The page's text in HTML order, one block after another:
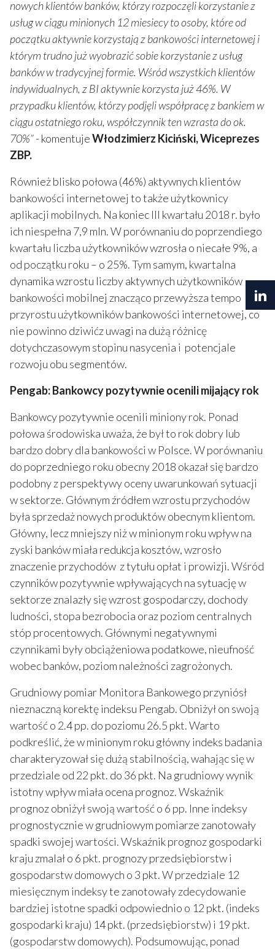
nowych klientów banków, którzy rozpoczęli korzystanie z
usług w ciągu minionych 12 miesiecy to osoby, które od
początku aktywnie korzystają z bankowości internetowej i
którym trudno już wyobrazić sobie korzystanie z usług
banków w tradycyjnej formie. Wśród wszystkich klientów
indywidualnych, z BI aktywnie korzysta już 46%. W
przypadku klientów, którzy podjęli współpracę z bankiem w
ciągu ostatniego roku, współczynnik ten wzrasta do ok.
70%”- komentujeWłodzimierz Kiciński, Wiceprezes
ZBP.
Również blisko połowa (46%) aktywnych klientów
bankowości internetowej to także użytkownicy
aplikacji mobilnych. Na koniec III kwartału 2018 r. było
ich niespełna 7,9 mln. W porównaniu do poprzendiego
kwartału liczba użytkowników wzrosła o niecałe 9%, a
od początku roku – o 25%. Tym samym, kwartalna
dynamika wzrostu liczby aktywnych użytkowników
bankowości mobilnej znacząco przewyższa tempo
przyrostu użytkowników bankowości internetowej, co
nie powinno dziwićz uwagi na dużą różnicę
dotychczasowym stopinu nasycenia i potencjale
rozwoju obu segmentów.
Pengab: Bankowcy pozytywnie ocenili mijający rok
Bankowcy pozytywnie ocenili miniony rok. Ponad
połowa środowiska uważa, że był to rok dobry lub
bardzo dobry dla bankowości w Polsce. W porównaniu
do poprzedniego roku obecny 2018 okazał się bardzo
podobny z perspektywy oceny uwarunkowań sytuacji
w sektorze. Głównym źródłem wzrostu przychodów
była sprzedaż nowych produktów obecnym klientom.
Główny, lecz mniejszy niż w minionym roku wpływ na
zyski banków miała redukcja kosztów, wzrosło
znaczenie przychodów z tytułu opłat i prowizji. Wśród
czynników pozytywnie wpływających na sytuację w
sektorze znalazły się wzrost gospodarczy, dochody
ludności, stopa bezrobocia oraz poziom centralnych
stóp procentowych. Głównymi negatywnymi
czynnikami były obciążeniowa podatkowe, nieufność
wobec banków, poziom należności zagrożonych.
Grudniowy pomiar Monitora Bankowego przyniósł
nieznaczną korektę indeksu Pengab. Obniżył on swoją
wartość o 2.4 pp. do poziomu 26.5 pkt. Warto
podkreślić, że w minionym roku główny indeks badania
charakteryzował się dużą stabilnością, wahając się w
przedziale od 22 pkt. do 36 pkt. Na grudniowy wynik
istotny wpływ miała ocena prognoz. Wskaźnik
prognoz obniżył swoją wartość o 6 pp. Inne indeksy
prognostycznie w grudniowym pomiarze zanotowały
spadki swojej wartości. Wskaźnik prognoz gospodarki
kraju zmalał o 6 pkt. prognozy przedsiębiorstw i
gospodarstw domowych o 3 pkt. W przedziale 12
miesięcznym indeksy te zanotowały zdecydowanie
bardziej istotne spadki odpowiednio o 12 pkt. (indeks
gospodarki kraju) 14 pkt. (przedsiębiorstw) i 19 pkt.
(gospodarstw domowych). Podsumowując, ponad